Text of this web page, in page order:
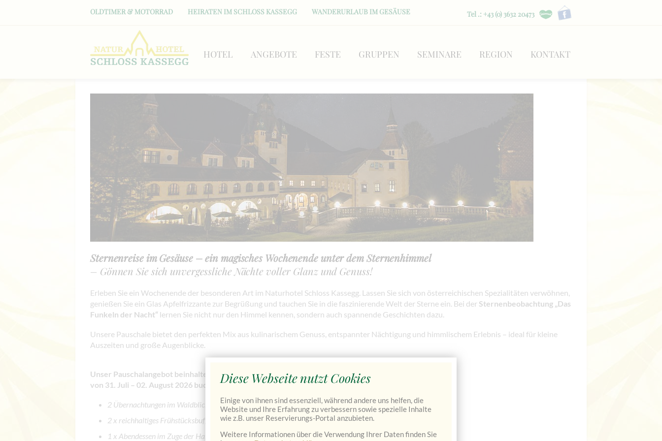
OLDTIMER & MOTORRAD HEIRATEN IM SCHLOSS KASSEGG WANDERURLAUB IM GESÄUSE Tel .: +43 (0) 3632 20473
HOTEL ANGEBOTE FESTE GRUPPEN SEMINARE REGION KONTAKT
Sternenreise im Gesäuse – ein magisches Wochenende unter dem Sternenhimmel
– Gönnen Sie sich unvergessliche Nächte voller Glanz und Genuss!
Erleben Sie ein Wochenende der besonderen Art im Naturhotel Schloss Kassegg. Lassen Sie sich von österreichischen Spezialitäten verwöhnen,
genießen Sie ein Glas Apfelfrizzante zur Begrüßung und tauchen Sie in die faszinierende Welt der Sterne ein. Bei der Sternenbeobachtung „Das
Funkeln der Nacht“ lernen Sie nicht nur den Himmel kennen, sondern auch spannende Geschichten dazu.
Unsere Pauschale bietet den perfekten Mix aus kulinarischem Genuss, entspannter Nächtigung und himmlischem Erlebnis – ideal für kleine
Auszeiten und große Augenblicke.
Unser Pauschalangebot beinhaltet folgende Leistungen und ist
von 31. Juli – 02. August 2026 buchbar:
2 Übernachtungen im Waldblickzimmer
2 x reichhaltiges Frühstücksbuffet
1 x Abendessen im Zuge der Halbpension
Diese Webseite nutzt Cookies
Einige von ihnen sind essenziell, während andere uns helfen, die
Website und Ihre Erfahrung zu verbessern sowie spezielle Inhalte
wie z.B. unser Reservierungs-Portal anzubieten.
Weitere Informationen über die Verwendung Ihrer Daten finden Sie